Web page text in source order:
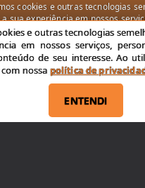
cookies e outras tecnologias
sua experiência em nossos
e recomendar conteúdo de seu
você concorda com nossa
termos de uso.
Política de Privacidade Termos
e outras tecnologias
em nossos serviços,
de seu interesse. Ao
nossa política de
ENTENDI